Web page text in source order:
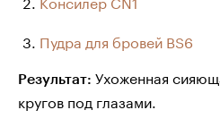
Пудра для бровей BS6
Результат: Ухоженная
кругов под глазами.